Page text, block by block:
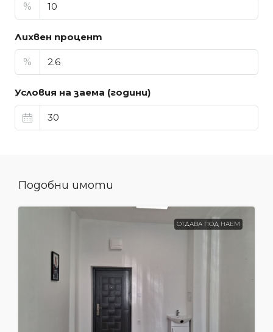
%
Лихвен процент
%
Условия на заема (години)
Подобни имоти
ОТДАВА ПОД НАЕМ